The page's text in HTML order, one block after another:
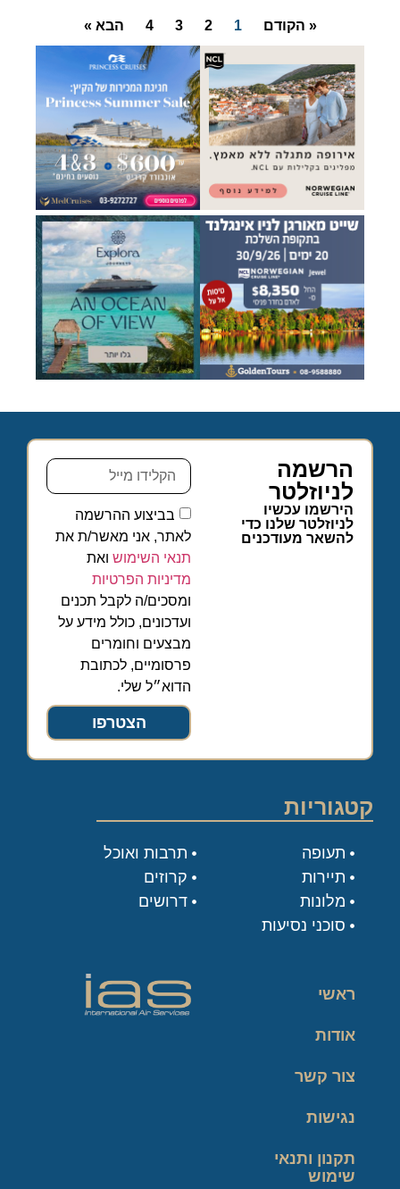
« הקודם 1
2
3
4 הבא »
הרשמה
לניוזלטר
הירשמו עכשיו
לניוזלטר שלנו כדי
להשאר מעודכנים
בביצוע ההרשמה
לאתר, אני מאשר/ת את
תנאי השימוש ואת
מדיניות הפרטיות
ומסכים/ה לקבל תכנים
ועדכונים, כולל מידע על
מבצעים וחומרים
פרסומיים, לכתובת
הדוא״ל שלי.
הצטרפו
קטגוריות
תעופה
תיירות
מלונות
סוכני נסיעות
תרבות ואוכל
קרוזים
דרושים
ראשי
אודות
צור קשר
נגישות
תקנון ותנאי
שימוש